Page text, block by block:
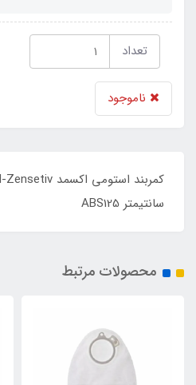
تعداد
ناموجود
سانتیمتر ABS125
محصولات مرتبط